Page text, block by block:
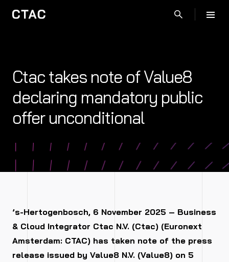
Ctac takes note of Value8
declaring mandatory public
offer unconditional
’s-Hertogenbosch, 6 November 2025 – Business
& Cloud Integrator Ctac N.V. (Ctac) (Euronext
Amsterdam: CTAC) has taken note of the press
release issued by Value8 N.V. (Value8) on 5